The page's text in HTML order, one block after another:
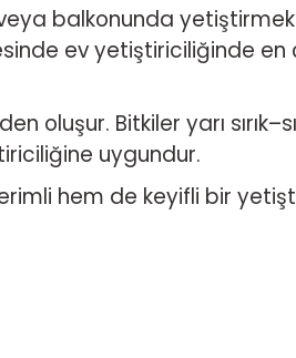
balkonunda
ev yetiştiriciliğinde
oluşur. Bitkiler yarı
uygundur.
hem de keyifli bir